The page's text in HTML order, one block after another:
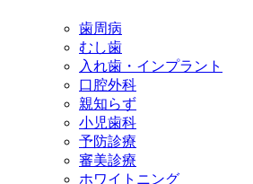
歯周病
むし歯
入れ歯・インプラント
口腔外科
親知らず
小児歯科
予防診療
審美診療
ホワイトニング